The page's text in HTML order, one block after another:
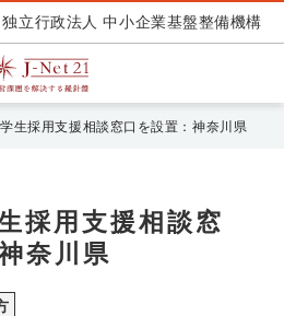
独立行政法人 中小企業基盤整備機構
生採用支援相談窓口を設置：神奈川県
採用支援相談窓
奈川県